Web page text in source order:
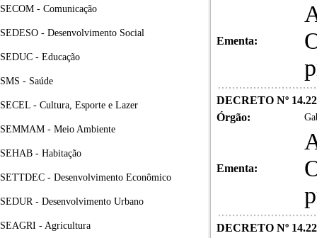
SECOM - Comunicação
SEDESO - Desenvolvimento Social
SEDUC - Educação
SMS - Saúde
SECEL - Cultura, Esporte e Lazer
SEMMAM - Meio Ambiente
SEHAB - Habitação
SETTDEC - Desenvolvimento Econômico
SEDUR - Desenvolvimento Urbano
SEAGRI - Agricultura
Ementa:
DECRETO Nº
Órgão:
Ementa:
DECRETO Nº